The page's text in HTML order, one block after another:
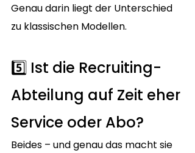
Genau darin liegt der Unterschied
zu klassischen Modellen.
5️⃣ Ist die Recruiting-
Abteilung auf Zeit eher
Service oder Abo?
Beides – und genau das macht sie